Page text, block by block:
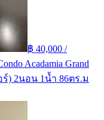
฿ 40,000 /
Acadamia Grand
ร์) 2นอน 1น้ำ 86ตร.ม